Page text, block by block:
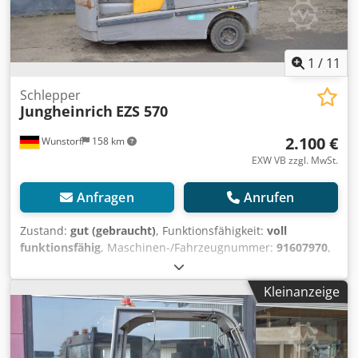
Batterie-Spannung (V): 48 Zubehör: STVZO. Blinker usw.
Blitzleuchte. Anhängerkupplung. Mitgänger Tasten.
Bemerkung: Fahrmotor Leistung: 4,5 kW. Zugkraft: 7000 kg
1400 N 5', 5500 N 60' L: 1820 mm. B: 996 mm.
1 / 11
Wunstorf 158 km
Schlepper
Jungheinrich EZS 570
2.100 €
EXW VB zzgl. MwSt.
Anfragen Anrufen
Zustand: gut (gebraucht), Funktionsfähigkeit: voll
funktionsfähig, Maschinen-/Fahrzeugnummer: 91607970,
, Betriebsstunden:
kg, Kraftstofftyp:elektrisch, Bauhöhe:2.150 mm, Leistung:
4,5 kW (6,12 PS), Batteriekapazität:375 Ah,
Batteriespannung:48 V, Vorderreifentyp:
Superelastikreifen (schwarz)
, Hinterreifentyp:
superelastische Reifen (schwarz) , Leergewicht:1.845 kg,
Kleinanzeige